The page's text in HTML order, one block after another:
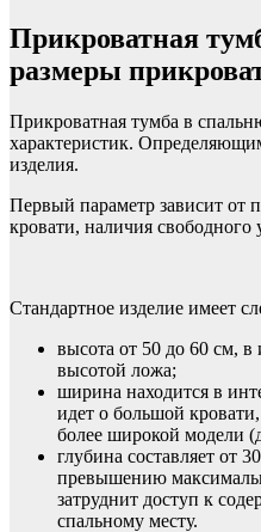
Прикроватная
размеры
Прикроватная тумба в
характеристик.
изделия.
Первый параметр зависит от
кровати, наличия свободного
Стандартное изделие имеет
высота от 50 до 60 см, в
высотой ложа;
ширина находится в
идет о большой
более широкой модели
глубина составляет от
превышению
затруднит доступ к
спальному месту.